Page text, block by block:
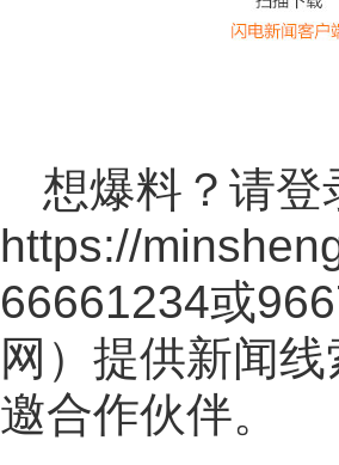
想爆料？请
https://
66661234或
网 ）提供新闻
邀合作伙伴。